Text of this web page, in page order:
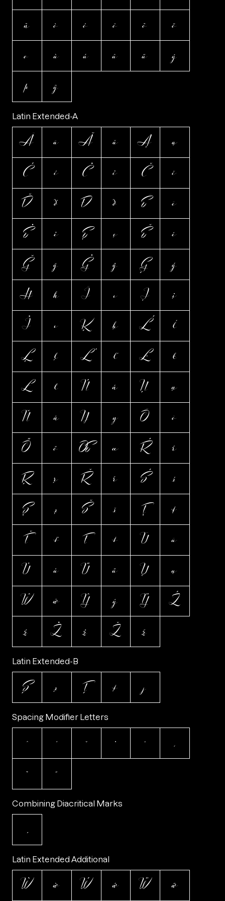
ñ ò ó ô õ ö
ø ù ú û ü ý
þ ÿ
Latin Extended-A
Ā ā Ă ă Ą ą
Ć ć Ċ ċ Č č
Ď ď Đ đ Ē ē
Ė ė Ę ę Ě ě
Ğ ğ Ġ ġ Ģ ģ
Ħ ħ Ī ī Į į
İ ı Ķ ķ Ĺ ĺ
Ļ ļ Ľ ľ Ŀ ŀ
Ł ł Ń ń Ņ ņ
Ň ň Ŋ ŋ Ō ō
Ő ő Œ œ Ŕ ŕ
Ŗ ŗ Ř ř Ś ś
Ş ş Š š Ţ ţ
Ť ť Ŧ ŧ Ū ū
Ů ů Ű ű Ų ų
Ŵ ŵ Ŷ ŷ Ÿ Ź
ź Ż ż Ž ž
Latin Extended-B
Ș ș Ț ț ȷ
Spacing Modifier Letters
ˆ ˇ ˘ ˙ ˚ ˛
˜ ˝
Combining Diacritical Marks
Latin Extended Additional
Ẁ ẁ Ẃ ẃ Ẅ ẅ